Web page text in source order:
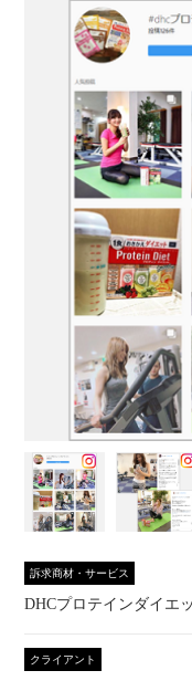
訴求商材・サービス
DHCプロテインダイエ
クライアント